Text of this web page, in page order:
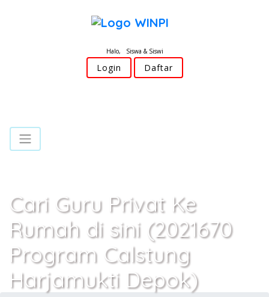
Halo, Siswa & Siswi
Login Daftar
Cari Guru Privat Ke
Rumah di sini (2021670
Program Calstung
Harjamukti Depok)